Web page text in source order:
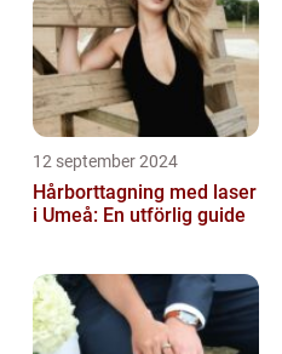
12 september 2024
Hårborttagning med laser
i Umeå: En utförlig guide